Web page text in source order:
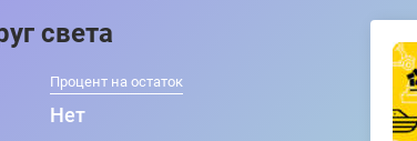
света
Процент на остаток
Нет